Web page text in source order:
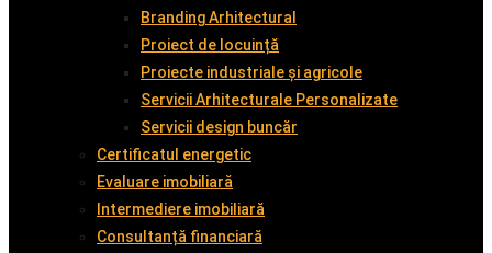
Branding Arhitectural
Proiect de locuință
Proiecte industriale și agricole
Servicii Arhitecturale Personalizate
Servicii design buncăr
Certificatul energetic
Evaluare imobiliară
Intermediere imobiliară
Consultanță financiară